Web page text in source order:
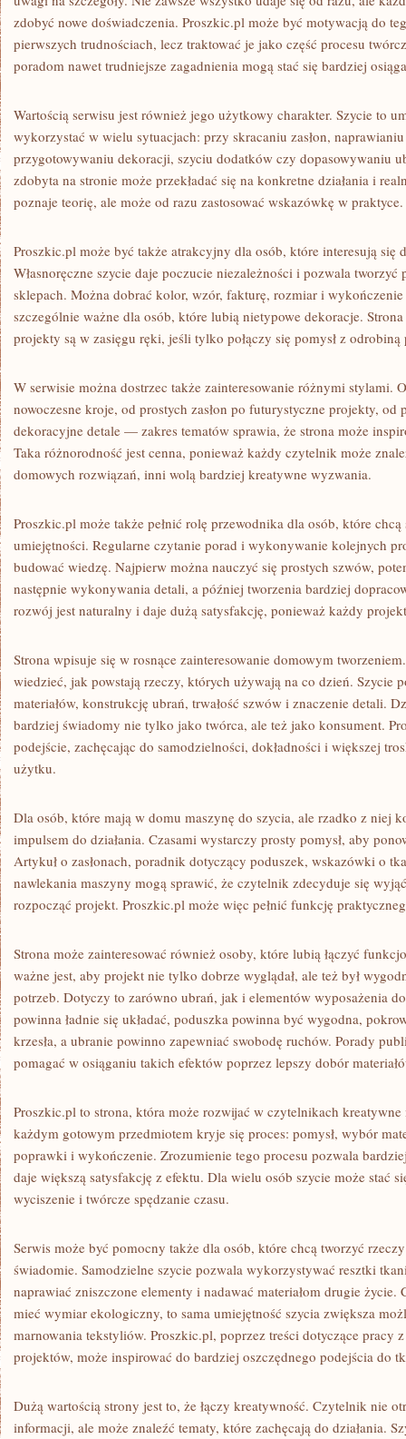
zdobyć nowe doświadczenia. Proszkic.pl może być motywacją do
pierwszych trudnościach, lecz traktować je jako część procesu
poradom nawet trudniejsze zagadnienia mogą stać się bardziej
Wartością serwisu jest również jego użytkowy charakter. Szycie to
wykorzystać w wielu sytuacjach: przy skracaniu zasłon,
przygotowywaniu dekoracji, szyciu dodatków czy dopasowywaniu
zdobyta na stronie może przekładać się na konkretne działania i
poznaje teorię, ale może od razu zastosować wskazówkę w praktyce.
Proszkic.pl może być także atrakcyjny dla osób, które interesują się
Własnoręczne szycie daje poczucie niezależności i pozwala
sklepach. Można dobrać kolor, wzór, fakturę, rozmiar i
szczególnie ważne dla osób, które lubią nietypowe dekoracje.
projekty są w zasięgu ręki, jeśli tylko połączy się pomysł z
W serwisie można dostrzec także zainteresowanie różnymi stylami.
nowoczesne kroje, od prostych zasłon po futurystyczne projekty, od
dekoracyjne detale — zakres tematów sprawia, że strona może
Taka różnorodność jest cenna, ponieważ każdy czytelnik może
domowych rozwiązań, inni wolą bardziej kreatywne wyzwania.
Proszkic.pl może także pełnić rolę przewodnika dla osób, które
umiejętności. Regularne czytanie porad i wykonywanie kolejnych
budować wiedzę. Najpierw można nauczyć się prostych szwów,
następnie wykonywania detali, a później tworzenia bardziej
rozwój jest naturalny i daje dużą satysfakcję, ponieważ każdy
Strona wpisuje się w rosnące zainteresowanie domowym
wiedzieć, jak powstają rzeczy, których używają na co dzień. Szycie
materiałów, konstrukcję ubrań, trwałość szwów i znaczenie detali.
bardziej świadomy nie tylko jako twórca, ale też jako konsument.
podejście, zachęcając do samodzielności, dokładności i większej
użytku.
Dla osób, które mają w domu maszynę do szycia, ale rzadko z niej
impulsem do działania. Czasami wystarczy prosty pomysł, aby
Artykuł o zasłonach, poradnik dotyczący poduszek, wskazówki o
nawlekania maszyny mogą sprawić, że czytelnik zdecyduje się
rozpocząć projekt. Proszkic.pl może więc pełnić funkcję
Strona może zainteresować również osoby, które lubią łączyć
ważne jest, aby projekt nie tylko dobrze wyglądał, ale też był
potrzeb. Dotyczy to zarówno ubrań, jak i elementów wyposażenia
powinna ładnie się układać, poduszka powinna być wygodna,
krzesła, a ubranie powinno zapewniać swobodę ruchów. Porady
pomagać w osiąganiu takich efektów poprzez lepszy dobór
Proszkic.pl to strona, która może rozwijać w czytelnikach kreatywne
każdym gotowym przedmiotem kryje się proces: pomysł, wybór
poprawki i wykończenie. Zrozumienie tego procesu pozwala
daje większą satysfakcję z efektu. Dla wielu osób szycie może stać
wyciszenie i twórcze spędzanie czasu.
Serwis może być pomocny także dla osób, które chcą tworzyć
świadomie. Samodzielne szycie pozwala wykorzystywać resztki
naprawiać zniszczone elementy i nadawać materiałom drugie
mieć wymiar ekologiczny, to sama umiejętność szycia zwiększa
marnowania tekstyliów. Proszkic.pl, poprzez treści dotyczące pracy
projektów, może inspirować do bardziej oszczędnego podejścia do
Dużą wartością strony jest to, że łączy kreatywność. Czytelnik nie
informacji, ale może znaleźć tematy, które zachęcają do działania.